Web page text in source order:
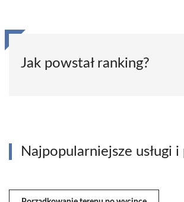
Jak powstał ranking?
Najpopularniejsze usługi